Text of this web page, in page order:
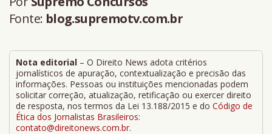
Fonte: blog.supremotv.com.br
Nota editorial – O Direito News adota critérios
jornalísticos de apuração, contextualização e precisão das
informações. Pessoas ou instituições mencionadas podem
solicitar correção, atualização, retificação ou exercer direito
de resposta, nos termos da Lei 13.188/2015 e do Código de
Ética dos Jornalistas Brasileiros:
contato@direitonews.com.br.